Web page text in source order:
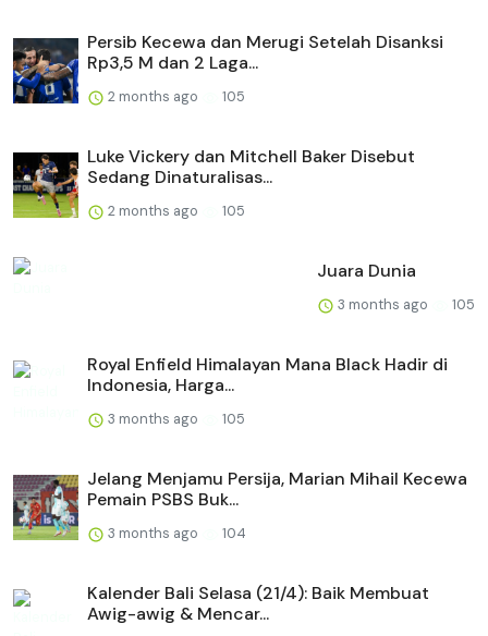
Persib Kecewa dan Merugi Setelah Disanksi
Rp3,5 M dan 2 Laga...
2 months ago 105
Luke Vickery dan Mitchell Baker Disebut
Sedang Dinaturalisas...
2 months ago 105
Juara Dunia
3 months ago 105
Royal Enfield Himalayan Mana Black Hadir di
Indonesia, Harga...
3 months ago 105
Jelang Menjamu Persija, Marian Mihail Kecewa
Pemain PSBS Buk...
3 months ago 104
Kalender Bali Selasa (21/4): Baik Membuat
Awig-awig & Mencar...